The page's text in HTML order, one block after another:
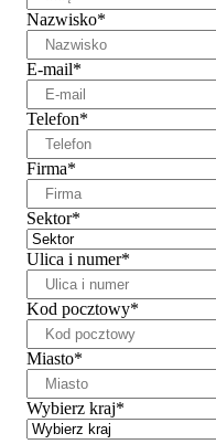
Nazwisko*
E-mail*
Telefon*
Firma*
Sektor*
Ulica i numer*
Kod pocztowy*
Miasto*
Wybierz kraj*